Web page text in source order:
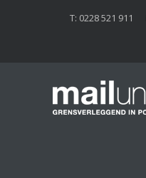
T: 0228 521 911